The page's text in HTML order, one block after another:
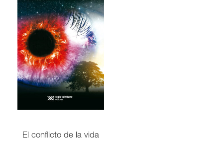
El conflicto de la vida